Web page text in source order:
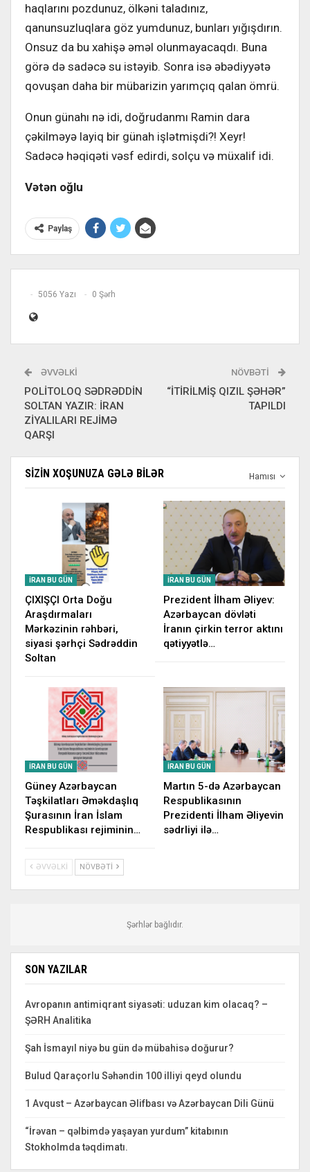
haqlarını pozdunuz, ölkəni taladınız,
qanunsuzluqlara göz yumdunuz, bunları yığışdırın.
Onsuz da bu xahişə əməl olunmayacaqdı. Buna
görə də sadəcə su istəyib. Sonra isə əbədiyyətə
qovuşan daha bir mübarizin yarımçıq qalan ömrü.
Onun günahı nə idi, doğrudanmı Ramin dara
çəkilməyə layiq bir günah işlətmişdi?! Xeyr!
Sadəcə həqiqəti vəsf edirdi, solçu və müxalif idi.
Vətən oğlu
Paylaş
5056 Yazı 0 Şərh
ƏVVƏLKI
POLİTOLOQ SƏDRƏDDİN
SOLTAN YAZIR: İRAN
ZİYALILARI REJİMƏ
QARŞI
NÖVBƏTI
“İTİRİLMİŞ QIZIL ŞƏHƏR”
TAPILDI
Hamısı
SIZIN XOŞUNUZA GƏLƏ BILƏR
İRAN BU GÜN
ÇIXIŞÇI Orta Doğu
Araşdırmaları
Mərkəzinin rəhbəri,
siyasi şərhçi Sədrəddin
Soltan
İRAN BU GÜN
Prezident İlham Əliyev:
Azərbaycan dövləti
İranın çirkin terror aktını
qətiyyətlə…
İRAN BU GÜN
Güney Azərbaycan
Təşkilatları Əməkdaşlıq
Şurasının İran İslam
Respublikası rejiminin…
İRAN BU GÜN
Martın 5-də Azərbaycan
Respublikasının
Prezidenti İlham Əliyevin
sədrliyi ilə…
ƏVVƏLKI NÖVBƏTI
Şərhlər bağlıdır.
SON YAZILAR
Avropanın antimiqrant siyasəti: uduzan kim olacaq? –
ŞƏRH Analitika
Şah İsmayıl niyə bu gün də mübahisə doğurur?
Bulud Qaraçorlu Səhəndin 100 illiyi qeyd olundu
1 Avqust – Azərbaycan Əlifbası və Azərbaycan Dili Günü
“İrəvan – qəlbimdə yaşayan yurdum” kitabının
Stokholmda təqdimatı.